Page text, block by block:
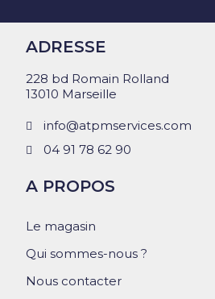
ADRESSE
228 bd Romain Rolland
13010 Marseille
info@atpmservices.com
04 91 78 62 90
A PROPOS
Le magasin
Qui sommes-nous ?
Nous contacter